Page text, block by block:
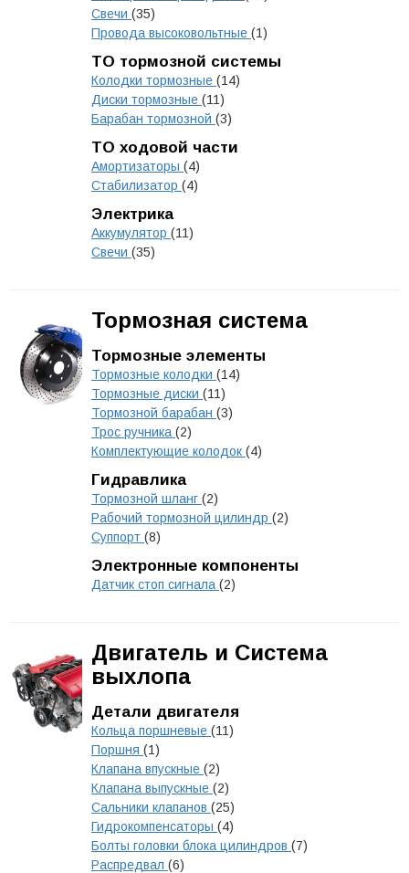
Свечи (35)
Провода высоковольтные (1)
ТО тормозной системы
Колодки тормозные (14)
Диски тормозные (11)
Барабан тормозной (3)
ТО ходовой части
Амортизаторы (4)
Стабилизатор (4)
Электрика
Аккумулятор (11)
Свечи (35)
Тормозная система
Тормозные элементы
Тормозные колодки (14)
Тормозные диски (11)
Тормозной барабан (3)
Трос ручника (2)
Комплектующие колодок (4)
Гидравлика
Тормозной шланг (2)
Рабочий тормозной цилиндр (2)
Суппорт (8)
Электронные компоненты
Датчик стоп сигнала (2)
Двигатель и Система
выхлопа
Детали двигателя
Кольца поршневые (11)
Поршня (1)
Клапана впускные (2)
Клапана выпускные (2)
Сальники клапанов (25)
Гидрокомпенсаторы (4)
Болты головки блока цилиндров (7)
Распредвал (6)